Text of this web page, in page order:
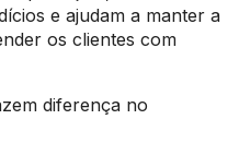
e ajudam a manter a
os clientes com
diferença no